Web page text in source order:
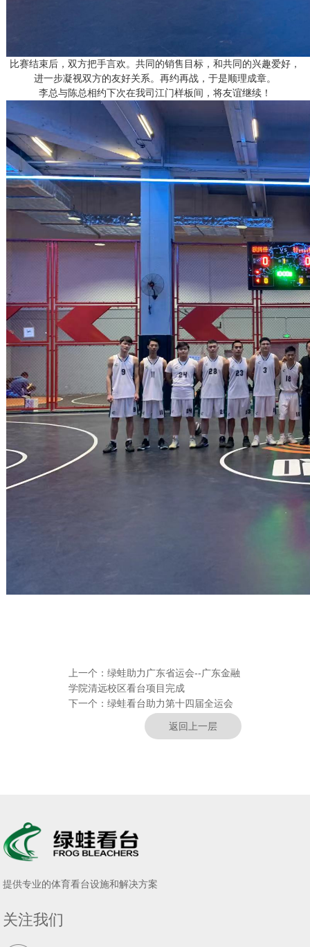
比赛结束后，双方把手言欢。共同的销售目标，和共同的兴趣爱好，
进一步凝视双方的友好关系。再约再战，于是顺理成章。
李总与陈总相约下次在我司江门样板间，将友谊继续！
上一个： 绿蛙助力广东省运会--广东金融
学院清远校区看台项目完成
下一个： 绿蛙看台助力第十四届全运会
返回上一层
提供专业的体育看台设施和解决方案
关注我们